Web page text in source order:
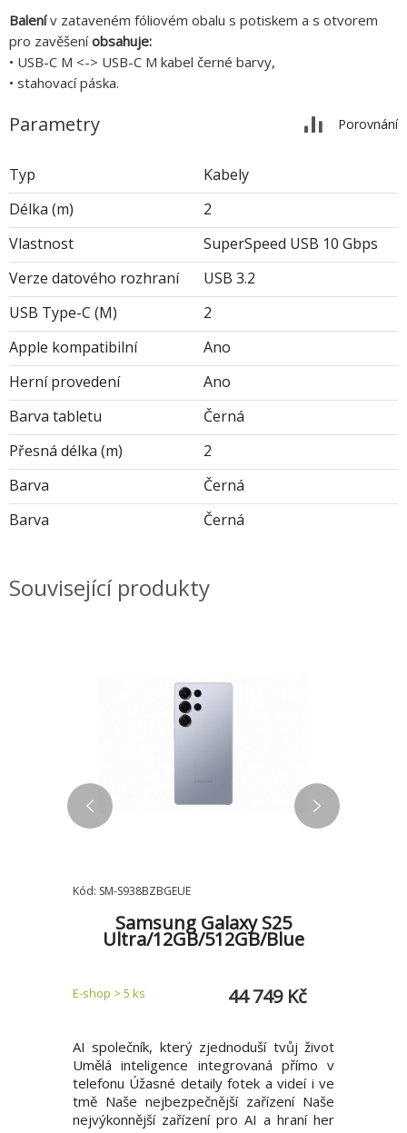
Balenív zataveném fóliovém obalu s potiskem a s otvorem
pro zavěšeníobsahuje:
• USB-C M <-> USB-C M kabel černé barvy,
• stahovací páska.
Parametry Porovnání
Typ
Kabely
Délka (m)
2
Vlastnost
SuperSpeed USB 10 Gbps
Verze datového rozhraní
USB 3.2
USB Type-C (M)
2
Apple kompatibilní
Ano
Herní provedení
Ano
Barva tabletu
Černá
Přesná délka (m)
2
Barva
Černá
Barva
Černá
Související produkty
Kód: SM-S938BZBGEUE
Samsung Galaxy S25
Ultra/12GB/512GB/Blue
E-shop > 5 ks 44 749 Kč
AI společník, který zjednoduší tvůj život
Umělá inteligence integrovaná přímo v
telefonu Úžasné detaily fotek a videí i ve
tmě Naše nejbezpečnější zařízení Naše
nejvýkonnější zařízení pro AI a hraní her